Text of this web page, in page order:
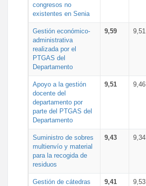
congresos no
existentes en Senia
Gestión económico-
administrativa
realizada por el
PTGAS del
Departamento
9,59 9,51
Apoyo a la gestión
docente del
departamento por
parte del PTGAS del
Departamento
9,51 9,46
Suministro de sobres
multienvío y material
para la recogida de
residuos
9,43 9,34
Gestión de cátedras
9,41 9,53